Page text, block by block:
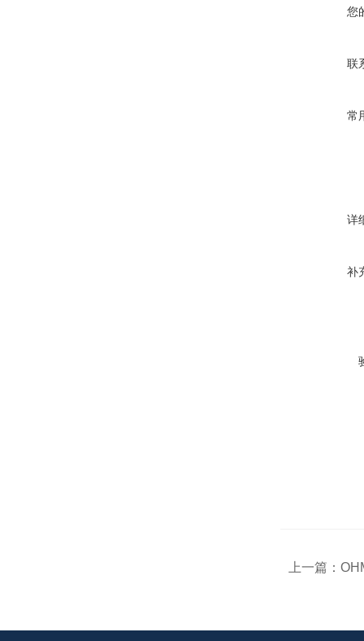
您
联
常
详
补
上一篇：